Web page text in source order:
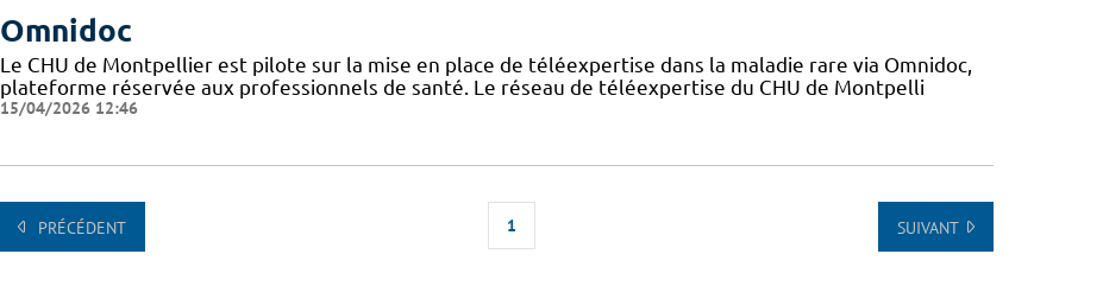
Omnidoc
Le CHU de Montpellier est pilote sur la mise en place de téléexpertise dans la maladie rare via Omnidoc,
plateforme réservée aux professionnels de santé. Le réseau de téléexpertise du CHU de Montpelli
15/04/2026 12:46
PRÉCÉDENT 1 SUIVANT